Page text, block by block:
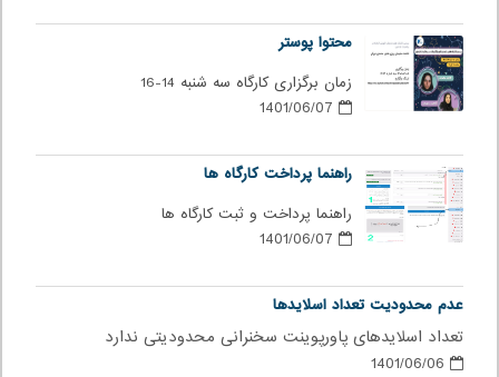
محتوا پوستر
زمان برگزاری کارگاه سه شنبه 14-16
راهنما پرداخت کارگاه ها
راهنما پرداخت و ثبت کارگاه ها
عدم محدودیت تعداد اسلایدها
تعداد اسلایدهای پاورپوینت سخنرانی محدودیتی ندارد